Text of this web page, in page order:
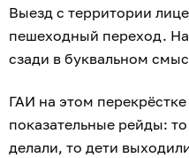
Выезд с территории
пешеходный переход.
сзади в буквальном
ГАИ на этом
показательные рейды:
делали, то дети